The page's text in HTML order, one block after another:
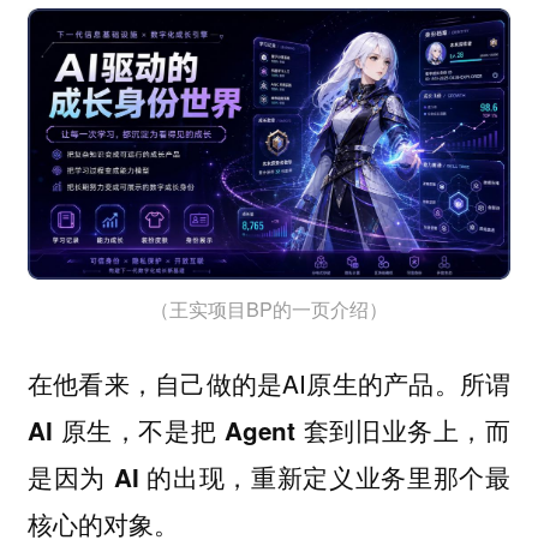
（王实项目BP的一页介绍）
在他看来，自己做的是AI原生的产品。 所谓
AI 原生，不是把 Agent 套到旧业务上，而
是因为 AI 的出现，重新定义业务里那个最
核心的对象。